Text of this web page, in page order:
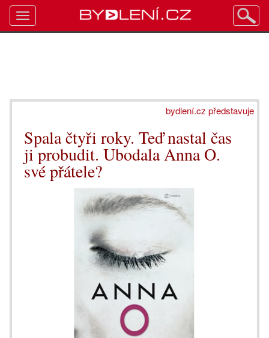
bydlení.cz představuje
Spala čtyři roky. Teď nastal čas
ji probudit. Ubodala Anna O.
své přátele?
Toggle
navigation